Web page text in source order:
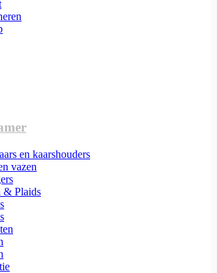
en kaarshouders
vazen
& Plaids